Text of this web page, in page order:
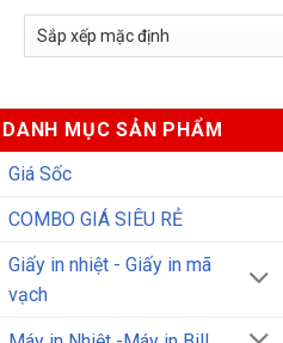
DANH MỤC SẢN PHẨM
Giá Sốc
COMBO GIÁ SIÊU RẺ
Giấy in nhiệt - Giấy in mã
vạch